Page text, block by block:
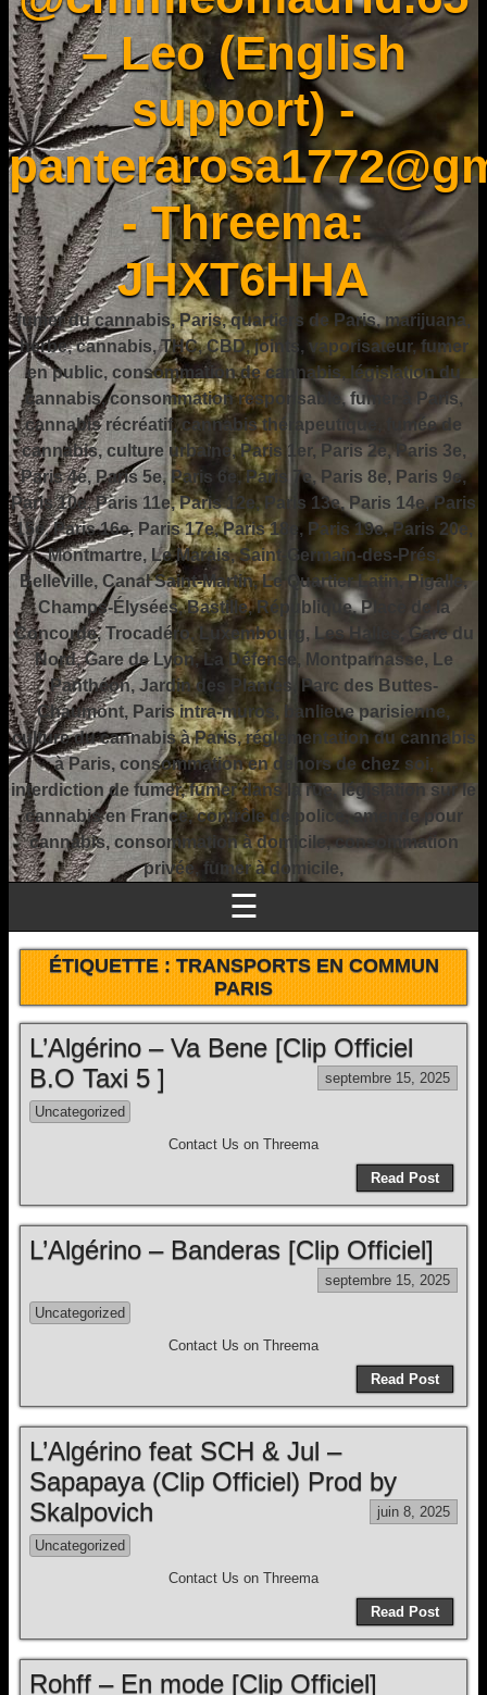
– Leo (English
support) -
- Threema:
JHXT6HHA
fumer du cannabis, Paris, quartiers de Paris, marijuana,
herbe, cannabis, THC, CBD, joints, vaporisateur, fumer
en public, consommation de cannabis, législation du
cannabis, consommation responsable, fumer à Paris,
cannabis récréatif, cannabis thérapeutique, fumée de
cannabis, culture urbaine, Paris 1er, Paris 2e, Paris 3e,
Paris 4e, Paris 5e, Paris 6e, Paris 7e, Paris 8e, Paris 9e,
Paris 10e, Paris 11e, Paris 12e, Paris 13e, Paris 14e, Paris
15e, Paris 16e, Paris 17e, Paris 18e, Paris 19e, Paris 20e,
Montmartre, Le Marais, Saint-Germain-des-Prés,
Belleville, Canal Saint-Martin, Le Quartier Latin, Pigalle,
Champs-Élysées, Bastille, République, Place de la
Concorde, Trocadéro, Luxembourg, Les Halles, Gare du
Nord, Gare de Lyon, La Défense, Montparnasse, Le
Panthéon, Jardin des Plantes, Parc des Buttes-
Chaumont, Paris intra-muros, banlieue parisienne,
culture du cannabis à Paris, réglementation du cannabis
à Paris, consommation en dehors de chez soi,
interdiction de fumer, fumer dans la rue, législation sur le
cannabis en France, contrôle de police, amende pour
cannabis, consommation à domicile, consommation
privée, fumer à domicile,
☰
ÉTIQUETTE :TRANSPORTS EN COMMUN
PARIS
L’Algérino – Va Bene [Clip Officiel
B.O Taxi 5 ]
septembre 15, 2025
Uncategorized
Contact Us on Threema
Read Post
L’Algérino – Banderas [Clip Officiel]
septembre 15, 2025
Uncategorized
Contact Us on Threema
Read Post
L’Algérino feat SCH & Jul –
Sapapaya (Clip Officiel) Prod by
Skalpovich
juin 8, 2025
Uncategorized
Contact Us on Threema
Read Post
Rohff – En mode [Clip Officiel]